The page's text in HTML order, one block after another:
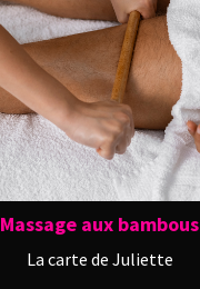
Massage aux bambous
La carte de Juliette